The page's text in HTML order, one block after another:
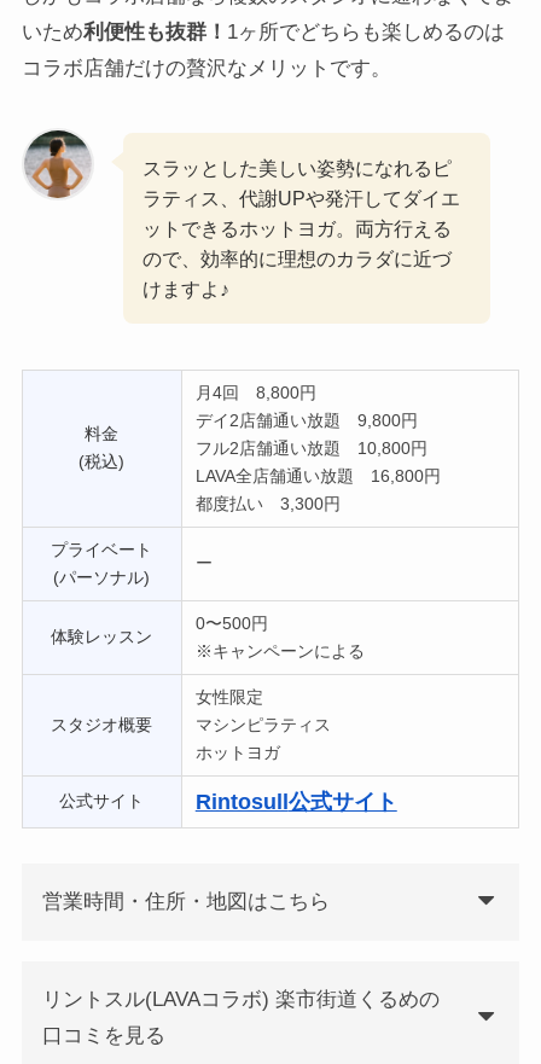
いため利便性も抜群！ 1ヶ所でどちらも楽しめるのは
コラボ店舗だけの贅沢なメリットです。
スラッとした美しい姿勢になれるピ
ラティス、代謝UPや発汗してダイエ
ットできるホットヨガ。両方行える
ので、効率的に理想のカラダに近づ
けますよ♪
料金
(税込)
月4回 8,800円
デイ2店舗通い放題 9,800円
フル2店舗通い放題 10,800円
LAVA全店舗通い放題 16,800円
都度払い 3,300円
プライベート
(パーソナル)
ー
体験レッスン
0〜500円
※キャンペーンによる
スタジオ概要
女性限定
マシンピラティス
ホットヨガ
公式サイト Rintosull公式サイト
営業時間・住所・地図はこちら
リントスル(LAVAコラボ) 楽市街道くるめの
口コミを見る